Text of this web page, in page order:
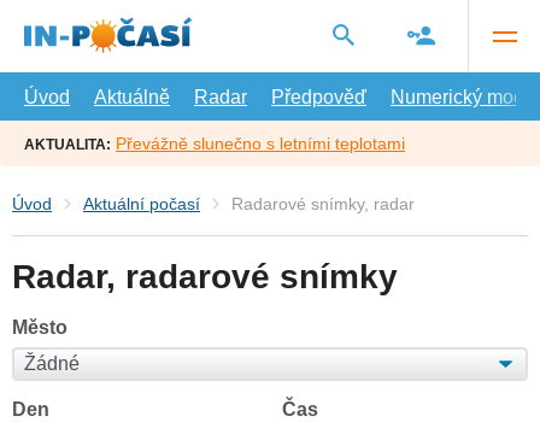
hlavní
Úvod
Aktuálně Radar Předpověď Numerický model
AKTUALITA: Převážně slunečno s letními teplotami
Úvod Aktuální počasí Radarové snímky, radar
Radar, radarové snímky
Město
Den Čas